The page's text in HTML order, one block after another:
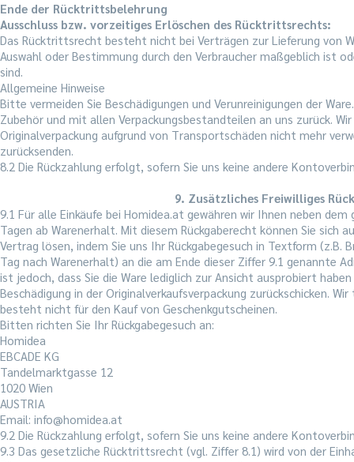
Ende der Rücktrittsbelehrung
Ausschluss bzw. vorzeitiges Erlöschen des Rücktrittsrechts:
Das Rücktrittsrecht besteht nicht bei Verträgen zur Lieferung von
Auswahl oder Bestimmung durch den Verbraucher maßgeblich ist
sind.
Allgemeine Hinweise
Bitte vermeiden Sie Beschädigungen und Verunreinigungen der
Zubehör und mit allen Verpackungsbestandteilen an uns zurück.
Originalverpackung aufgrund von Transportschäden nicht mehr
zurücksenden.
8.2 Die Rückzahlung erfolgt, sofern Sie uns keine andere
9. Zusätzliches Freiwilliges
9.1 Für alle Einkäufe bei Homidea.at gewähren wir Ihnen neben
Tagen ab Warenerhalt. Mit diesem Rückgaberecht können Sie
Vertrag lösen, indem Sie uns Ihr Rückgabegesuch in Textform (z.B.
Tag nach Warenerhalt) an die am Ende dieser Ziffer 9.1 genannte
ist jedoch, dass Sie die Ware lediglich zur Ansicht ausprobiert
Beschädigung in der Originalverkaufsverpackung zurückschicken.
besteht nicht für den Kauf von Geschenkgutscheinen.
Bitten richten Sie Ihr Rückgabegesuch an:
Homidea
EBCADE KG
Tandelmarktgasse 12
1020 Wien
AUSTRIA
Email: info@homidea.at
9.2 Die Rückzahlung erfolgt, sofern Sie uns keine andere
9.3 Das gesetzliche Rücktrittsrecht (vgl. Ziffer 8.1) wird von der